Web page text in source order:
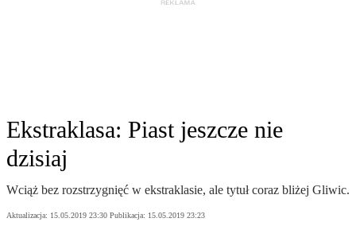
Ekstraklasa: Piast jeszcze nie
dzisiaj
Wciąż bez rozstrzygnięć w ekstraklasie, ale tytuł coraz bliżej Gliwic.
Aktualizacja: 15.05.2019 23:30 Publikacja: 15.05.2019 23:23